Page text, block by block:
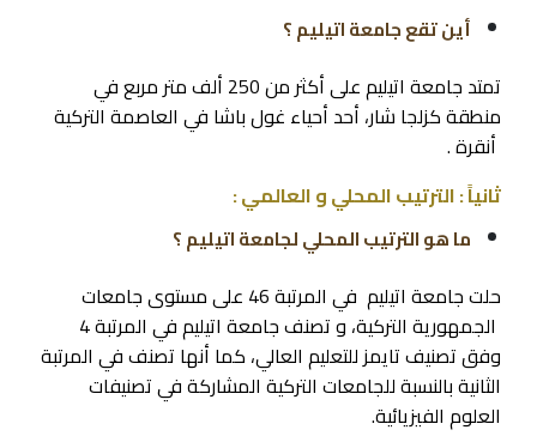
أين تقع جامعة اتيليم ؟
تمتد جامعة اتيليم على أكثر من 250 ألف متر مربع في
منطقة كزلجا شار، أحد أحياء غول باشا في العاصمة التركية
أنقرة .
ثانياً : الترتيب المحلي و العالمي :
ما هو الترتيب المحلي لجامعة اتيليم ؟
حلت جامعة اتيليم في المرتبة 46 على مستوى جامعات
الجمهورية التركية، و تصنف جامعة اتيليم في المرتبة 4
وفق تصنيف تايمز للتعليم العالي، كما أنها تصنف في المرتبة
الثانية بالنسبة للجامعات التركية المشاركة في تصنيفات
العلوم الفيزيائية.